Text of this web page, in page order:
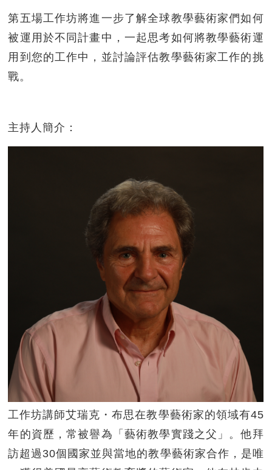
第五場工作坊將進一步了解全球教學藝術家們如何
被運用於不同計畫中，一起思考如何將教學藝術運
用到您的工作中，並討論評估教學藝術家工作的挑
戰。
主持人簡介：
工作坊講師艾瑞克・布思在教學藝術家的領域有45
年的資歷，常被譽為「藝術教學實踐之父」。他拜
訪超過30個國家並與當地的教學藝術家合作，是唯